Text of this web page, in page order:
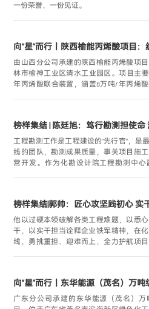
一份荣誉，一份见证。
由山西分公司承建的陕西榆能丙烯酸项
林市榆神工业区清水工业园区。项目主
年丙烯酸联合装置，涵盖8万吨/年丙烯酸
榜样集结 | 陈廷旭：笃行勘测担使命
工程勘测工作是工程建设的“先行官”，是
线的团队，勘测成果质量，事关项目施
营开发。作为化勘设计院工程勘测中心
位的一致认可与高度赞誉。
榜样集结|郭帅：匠心攻坚践初心 实
他以过硬本领破解各类工程难题，以悉
干，以实干担当诠释企业铁军精神，在
线，勇挑重担、迎难而上，全力护航项目
广东分公司承建的东华能源（茂名）万